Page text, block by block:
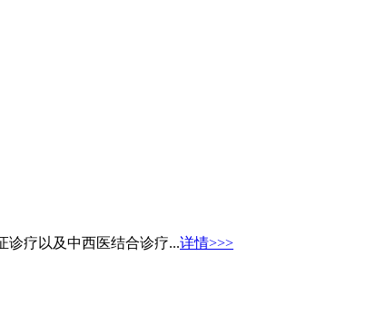
诊疗以及中西医结合诊疗...详情>>>